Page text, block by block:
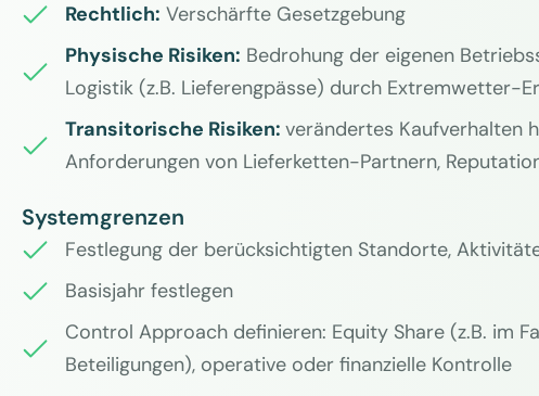
Rechtlich: Verschärfte Gesetzgebung
Physische Risiken: Bedrohung der eigenen
Logistik (z.B. Lieferengpässe) durch Extremwetter-
Transitorische Risiken:verändertes Kaufverhalten
Anforderungen von Lieferketten-Partnern,
Systemgrenzen
Festlegung der berücksichtigten Standorte,
Basisjahr festlegen
Control Approach definieren: Equity Share (z.B. im
Beteiligungen), operative oder finanzielle Kontrolle